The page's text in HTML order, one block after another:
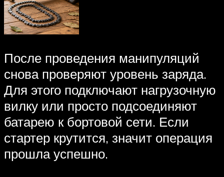
После проведения манипуляций
снова проверяют уровень заряда.
Для этого подключают нагрузочную
вилку или просто подсоединяют
батарею к бортовой сети. Если
стартер крутится, значит операция
прошла успешно.